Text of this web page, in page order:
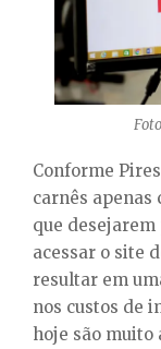
Conforme
carnês apenas
que
acessar o site
resultar em
nos custos de
hoje são muito